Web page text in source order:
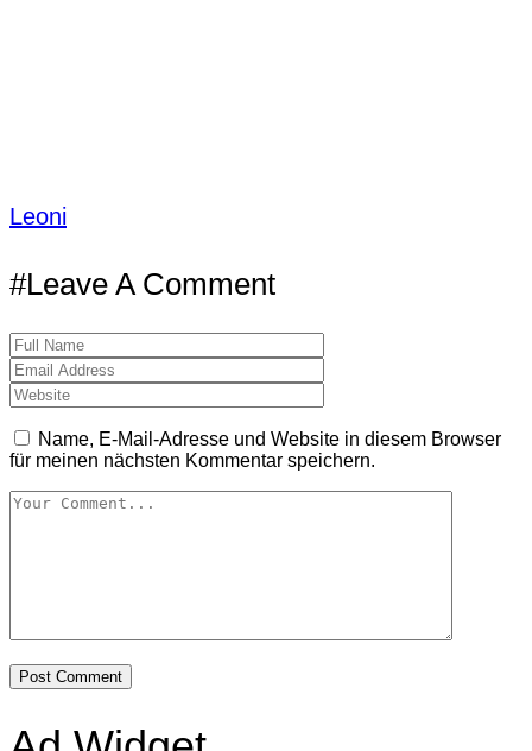
Leoni
#Leave A Comment
Name, E-Mail-Adresse und Website in diesem Browser
für meinen nächsten Kommentar speichern.